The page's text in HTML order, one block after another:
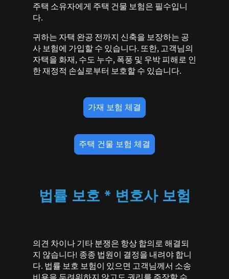
주택 소유자에게 주택 건물 보험은 필수입니
다.
귀하는 자택 완공 전까지 신축을 보장하는 공
사 보험에 가입할 수 있습니다. 또한, 고객님의
자택을 화재, 수도 누수, 폭풍 및 우박 피해로 인
한 재정적 손실로부터 보호할 수 있습니다.
가재 보험 체결
주택 건물 보험 체결
법률 보호 * 변호사 보험
의견 차이나 기타 분쟁은 항상 합의로 해결되
지 않습니다! 종종 법원이 결정을 내려야 합니
다. 법률 보호 보험이 있으면 고객님께서 소송